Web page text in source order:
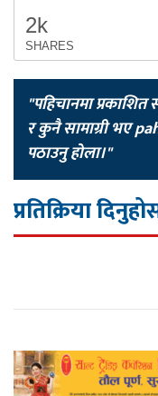
2k
SHARES
"पहिचानमा प्रकाशित
र कुनै सामाग्री भए
पठाउनु होला।"
प्रतिक्रिया